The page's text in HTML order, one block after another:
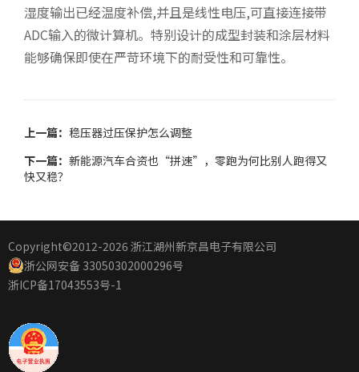
湿度输出已经温度补偿,并且是线性电压,可直接连接带
ADC输入的微计算机。特别设计的成型封装和涂层材料
能够确保即使在严苛环境下的耐受性和可靠性。
上一篇： 稳压器过压保护怎么调整
下一篇： 新能源汽车合资也“拼速”，零跑为何比别人跑得又
快又稳？
Copyright©2012-2026 浙江湖州新京昌电子有限公司
浙公网安备 33050302000296号
浙ICP备17043553号-1